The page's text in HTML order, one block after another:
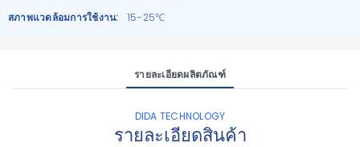
สภาพแวดล้อมการใช้งาน:
15-25℃
รายละเอียดผลิตภัณฑ์
DIDA TECHNOLOGY
รายละเอียดสินค้า